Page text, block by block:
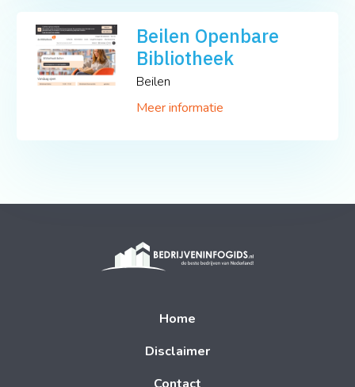
Beilen Openbare
Bibliotheek
Beilen
Meer informatie
Home
Disclaimer